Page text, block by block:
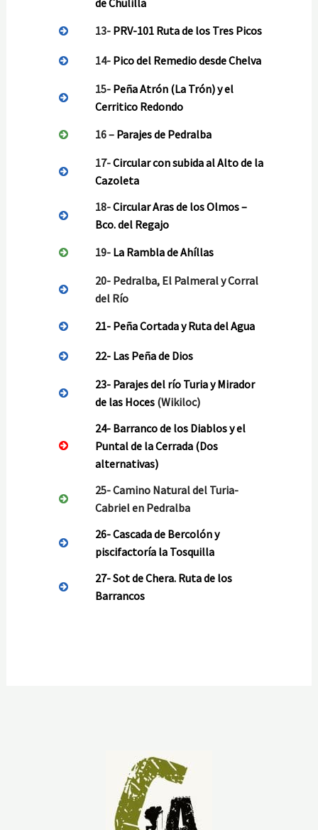
13- PRV-101 Ruta de los Tres Picos
14- Pico del Remedio desde Chelva
15- Peña Atrón (La Trón) y el
Cerritico Redondo
16 – Parajes de Pedralba
17-Circular con subida al Alto de la
Cazoleta
18-Circular Aras de los Olmos –
Bco. del Regajo
19- La Rambla de Ahíllas
20- Pedralba, El Palmeral y Corral
del Río
21- Peña Cortada y Ruta del Agua
22- Las Peña de Dios
23- Parajes del río Turia y Mirador
de las Hoces (Wikiloc)
24- Barranco de los Diablos y el
Puntal de la Cerrada (Dos
alternativas)
25-Camino Natural del Turia-
Cabriel en Pedralba
26-Cascada de Bercolón y
piscifactoría la Tosquilla
27-Sot de Chera. Ruta de los
Barrancos